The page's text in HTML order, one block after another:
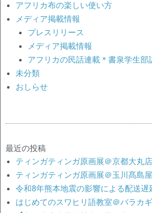
アフリカ布の楽しい使い方
メディア掲載情報
プレスリリース
メディア掲載情報
アフリカの民話連載＊書泉学生部
未分類
おしらせ
最近の投稿
ティンガティンガ原画展＠京都大丸店
ティンガティンガ原画展＠玉川髙島屋
令和8年熊本地震の影響による配送遅
はじめてのスワヒリ語教室＠バラカ